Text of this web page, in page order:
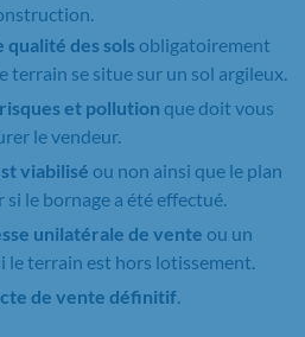
des sols obligatoirement
terrain se situe sur un sol argileux.
et pollution que doit vous
le vendeur.
viabilisé ou non ainsi que le plan
le bornage a été effectué.
unilatérale de vente ou un
le terrain est hors lotissement.
de vente définitif